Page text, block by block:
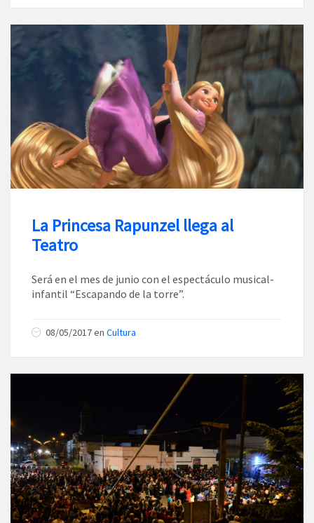
La Princesa Rapunzel llega al
Teatro
Será en el mes de junio con el espectáculo musical-
infantil “Escapando de la torre”.
08/05/2017en Cultura